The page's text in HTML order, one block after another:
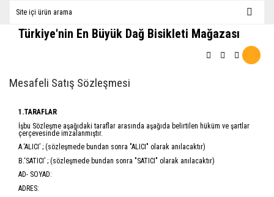
Türkiye'nin En Büyük Dağ Bisikleti Mağazası
Mesafeli Satış Sözleşmesi
1.TARAFLAR
İşbu Sözleşme aşağıdaki taraflar arasında aşağıda belirtilen hüküm ve şartlar
çerçevesinde imzalanmıştır.
A.‘ALICI’ ; (sözleşmede bundan sonra "ALICI" olarak anılacaktır)
B.‘SATICI’ ; (sözleşmede bundan sonra "SATICI" olarak anılacaktır)
AD- SOYAD:
ADRES: